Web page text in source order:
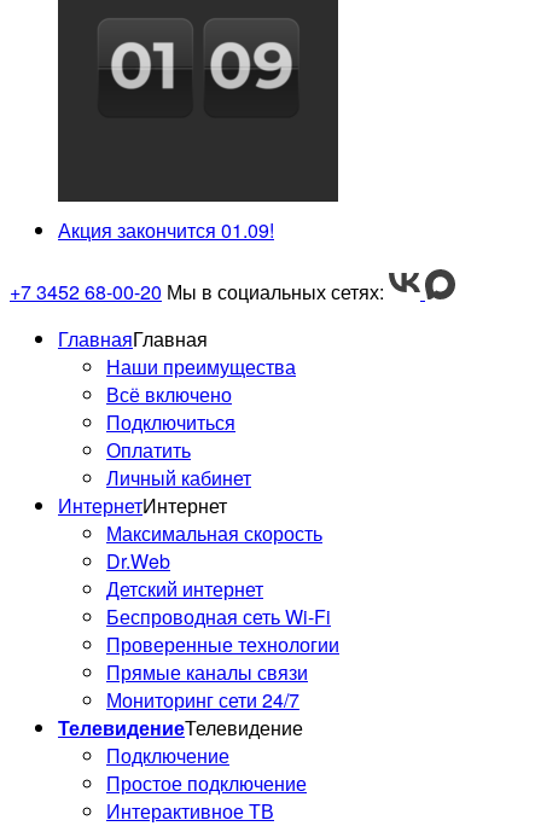
Акция закончится 01.09!
Смена приложения
Интерактивного ТВ!
+7 3452 68-00-20 Мы в социальных сетях:
ГлавнаяГлавная
Наши преимущества
Всё включено
Подключиться
Оплатить
Личный кабинет
ИнтернетИнтернет
Максимальная скорость
Dr.Web
Детский интернет
Беспроводная сеть Wi-Fi
Проверенные технологии
Прямые каналы связи
Мониторинг сети 24/7
ТелевидениеТелевидение
Подключение
Простое подключение
Интерактивное ТВ